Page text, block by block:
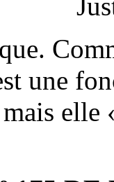
une
elle